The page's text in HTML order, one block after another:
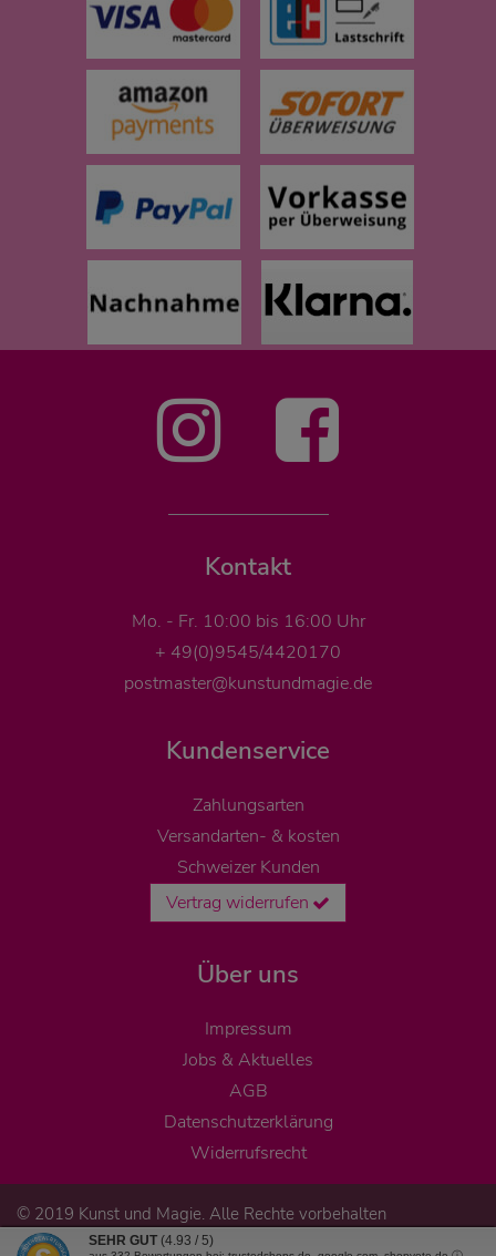
Kontakt
Mo. - Fr. 10:00 bis 16:00 Uhr
+ 49(0)9545/4420170
postmaster@kunstundmagie.de
Kundenservice
Zahlungsarten
Versandarten- & kosten
Schweizer Kunden
Vertrag widerrufen
Über uns
Impressum
Jobs & Aktuelles
AGB
Datenschutzerklärung
Widerrufsrecht
© 2019 Kunst und Magie. Alle Rechte vorbehalten
SEHR GUT (4.93 / 5)